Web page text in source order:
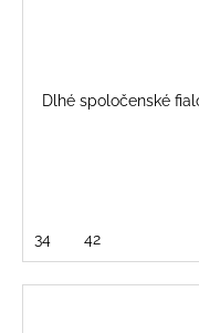
Dlhé spoločenské
34 42